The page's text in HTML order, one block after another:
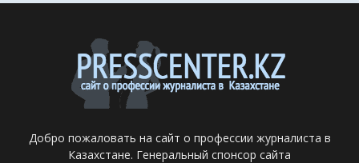
Добро пожаловать на сайт о профессии журналиста в
Казахстане. Генеральный спонсор сайта